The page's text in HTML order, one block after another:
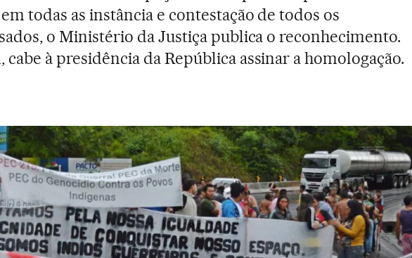
todas as instância e contestação de todos os
o Ministério da Justiça publica o reconhecimento.
cabe à presidência da República assinar a homologação.